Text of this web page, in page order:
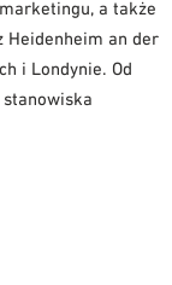
a także
Heidenheim an der
i Londynie. Od
stanowiska